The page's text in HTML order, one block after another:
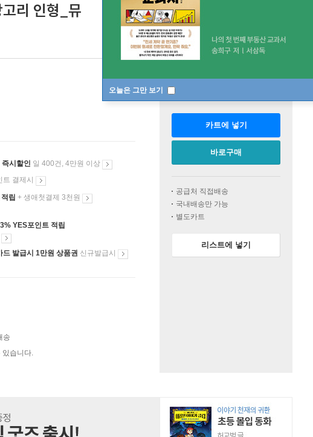
오늘은 그만 보기
리 인형_뮤
시할인 일 400건, 4만원 이상
트 결제시
립 + 생애첫결제 3천원
YES포인트 적립
드 발급시 1만원 상품권 신규발급시
송
있습니다.
수량
카트에 넣기
바로구매
공급처 직접배송
국내배송만 가능
별도카트
리스트에 넣기